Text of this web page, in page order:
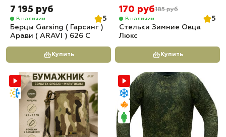
7 195 руб
В наличии
5
Берцы Garsing ( Гарсинг )
Арави ( ARAVI ) 626 C
Купить
170 руб185 руб
В наличии
5
Стельки Зимние Овца
Люкс
Купить